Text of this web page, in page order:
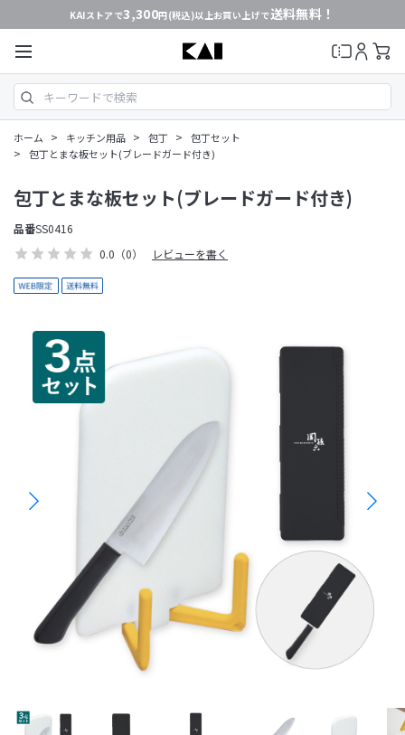
KAIストアで3,300円(税込)以上お買い上げで送料無料！
ホーム > キッチン用品 > 包丁 > 包丁セット
> 包丁とまな板セット(ブレードガード付き)
0.0 （0） レビューを書く
包丁とまな板セット(ブレードガード付き)
品番SS0416